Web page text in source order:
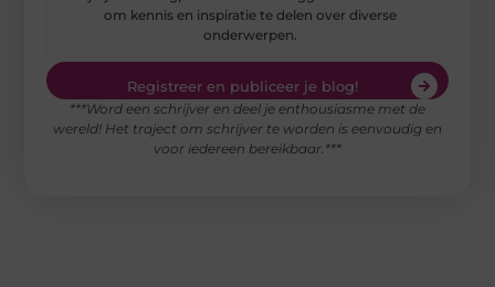
om kennis en inspiratie te delen over diverse
onderwerpen.
Registreer en publiceer je blog!
***Word een schrijver en deel je enthousiasme met de
wereld! Het traject om schrijver te worden is eenvoudig en
voor iedereen bereikbaar.***